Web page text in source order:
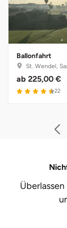
Ballonfahrt
St. Wendel,
ab 225,00 €
22